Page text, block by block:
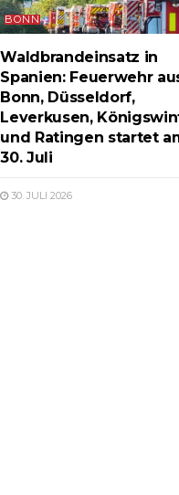
BONN
Waldbrandeinsatz in
Spanien: Feuerwehr
Bonn, Düsseldorf,
Leverkusen,
und Ratingen startet
30. Juli
30. JULI 2026